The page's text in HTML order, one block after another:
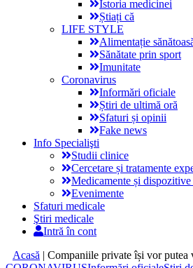
Istoria medicinei
Știați că
LIFE STYLE
Alimentație
Sănătate prin sport
Imunitate
Coronavirus
Informări oficiale
Știri de ultimă oră
Sfaturi și opinii
Fake news
Info Specialişti
Studii clinice
Cercetare și tratamente
Medicamente și
Evenimente
Sfaturi medicale
Ştiri medicale
Intră în cont
Acasă | Companiile private își vor putea